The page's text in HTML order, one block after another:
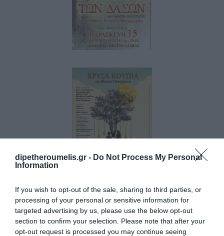
dipetheroumelis.gr - Do Not Process My Personal
Information
If you wish to opt-out of the sale, sharing to third parties, or
processing of your personal or sensitive information for
targeted advertising by us, please use the below opt-out
section to confirm your selection. Please note that after your
opt-out request is processed you may continue seeing
Παρασκευή
15
Νοεμβρίου
με τον
των Δασών»
του Ανδρέα
Φλουράκη
9 Νοεμβρίου 2023
ΠΑΙΔΙΚΗ –
ΝΕΑΝΙΚΗ
ΣΚΗΝΗ
ΔΗ.ΠΕ.ΘΕ.
ΡΟΥΜΕΛΗΣ
2023 “ΧΡΥΣΑ
ΚΟΥΠΙΑ”ΤΗΣ
ΠΑΠΑΓΙΑΝΝΗ
Με
Οικογένεια
του HECTOR
MALOT